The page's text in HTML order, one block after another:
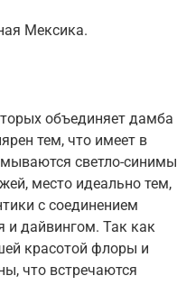
Мексика.
объединяет дамба
тем, что имеет в
светло-синимы
место идеально тем,
с соединением
и дайвингом. Так как
красотой флоры и
что встречаются